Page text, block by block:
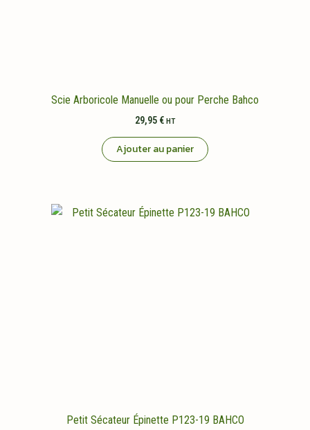
Scie Arboricole Manuelle ou pour Perche Bahco
29,95 € HT
Ajouter au panier
Petit Sécateur Épinette P123-19 BAHCO